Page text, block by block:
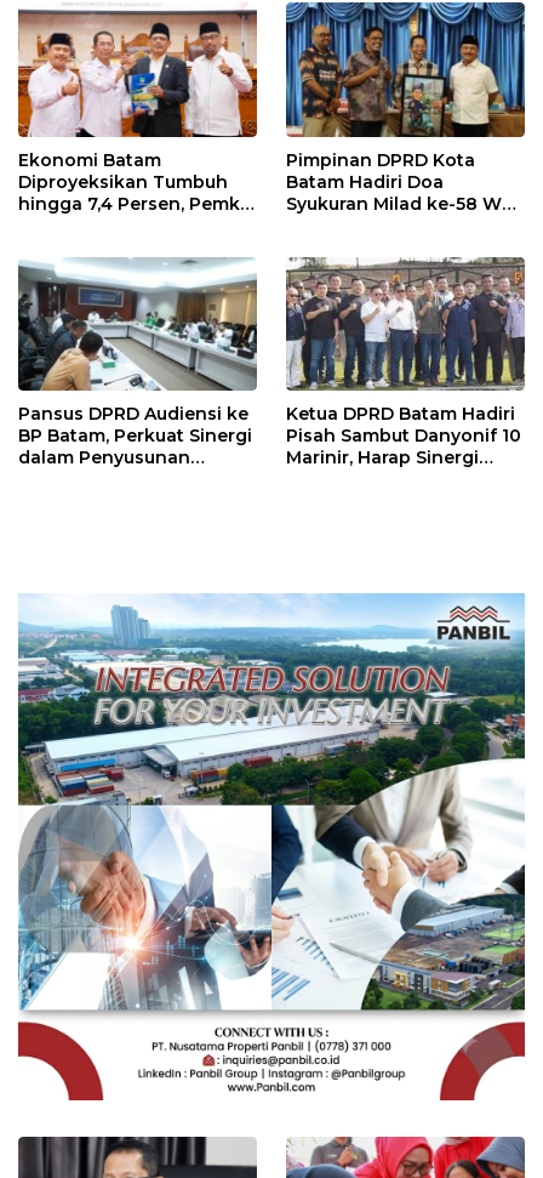
Ekonomi Batam
Diproyeksikan Tumbuh
hingga 7,4 Persen, Pemko
Pimpinan DPRD Kota
Batam Hadiri Doa
Syukuran Milad ke-58 Wali
Karikatur
Pansus DPRD Audiensi ke
BP Batam, Perkuat Sinergi
dalam Penyusunan
Ketua DPRD Batam Hadiri
Pisah Sambut Danyonif 10
Marinir, Harap Sinergi